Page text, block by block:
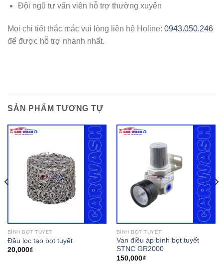
Đội ngũ tư vấn viên hỗ trợ thường xuyên
Mọi chi tiết thắc mắc vui lòng liên hệ Holine: 0943.050.246
để được hỗ trợ nhanh nhất.
SẢN PHẨM TƯƠNG TỰ
BÌNH BỌT TUYẾT
Đầu lọc tạo bọt tuyết
20,000₫
BÌNH BỌT TUYẾT
Van điều áp bình bọt tuyết
STNC GR2000
150,000₫